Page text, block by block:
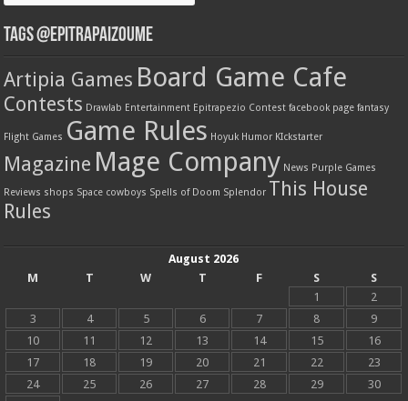
Tags @Epitrapaizoume
Artipia Games Board Game Cafe
Contests Drawlab Entertainment Epitrapezio Contest facebook page fantasy
Flight Games Game Rules Hoyuk Humor KIckstarter
Magazine Mage Company News Purple Games
Reviews shops Space cowboys Spells of Doom Splendor This House
Rules
August 2026
M
T W T F S
S
1
2
3
4 5 6 7 8
9
10
11 12 13 14 15
16
17
18 19 20 21 22
23
24
25 26 27 28 29
30